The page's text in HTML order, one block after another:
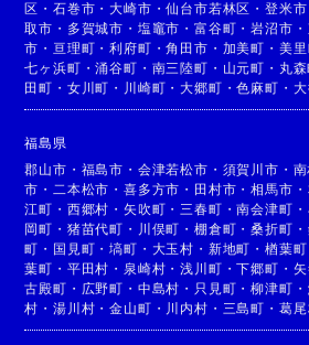
区 ・石巻市 ・大崎市 ・仙台市若林区 ・登米市
取市 ・ 多賀城市 ・ 塩竈市 ・富谷町 ・岩沼市 ・
市 ・ 亘理町 ・利府町 ・角田市 ・ 加美町 ・ 美
七ヶ浜町 ・涌谷町 ・ 南三陸町 ・ 山元町 ・ 丸
田町 ・ 女川町 ・ 川崎町 ・大郷町 ・色麻町 ・
福島県
郡山市 ・ 福島市 ・ 会津若松市 ・ 須賀川市 ・
市 ・ 二本松市 ・喜多方市 ・ 田村市 ・相馬市 ・
江町 ・ 西郷村 ・矢吹町 ・ 三春町 ・南会津町 ・
岡町 ・ 猪苗代町 ・ 川俣町 ・棚倉町 ・桑折町 ・
町 ・ 国見町 ・塙町 ・ 大玉村 ・ 新地町 ・楢葉町
葉町 ・ 平田村 ・ 泉崎村 ・浅川町 ・下郷町 ・
古殿町 ・ 広野町 ・ 中島村 ・ 只見町 ・柳津町 ・
村 ・湯川村 ・金山町 ・ 川内村 ・ 三島町 ・ 葛